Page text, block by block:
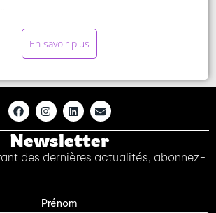
En savoir plus
Newsletter
des dernières actualités, abonnez-
Prénom